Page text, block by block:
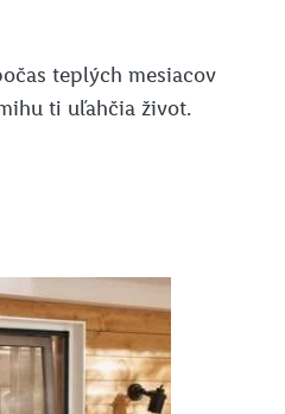
teplých mesiacov
ti uľahčia život.